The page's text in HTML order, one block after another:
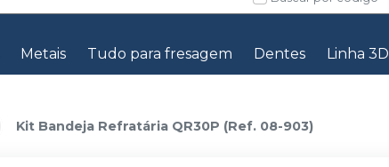
Metais Tudo para fresagem Dentes Linha 3D
Kit Bandeja Refratária QR30P (Ref. 08-903)